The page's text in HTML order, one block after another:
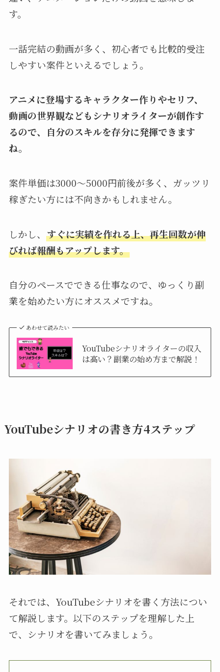
す。
一話完結の動画が多く、初心者でも比較的受注
しやすい案件といえるでしょう。
アニメに登場するキャラクター作りやセリフ、
動画の世界観などもシナリオライターが創作す
るので、自分のスキルを存分に発揮できます
ね。
案件単価は3000〜5000円前後が多く、ガッツリ
稼ぎたい方には不向きかもしれません。
しかし、 すぐに実績を作れる上、再生回数が伸
びれば報酬もアップします。
自分のペースでできる仕事なので、ゆっくり副
業を始めたい方にオススメですね。
あわせて読みたい
YouTubeシナリオライターの収入
は高い？副業の始め方まで解説！
YouTubeシナリオの書き方4ステップ
それでは、YouTubeシナリオを書く方法につい
て解説します。以下のステップを理解した上
で、シナリオを書いてみましょう。